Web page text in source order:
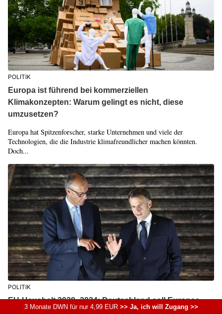
POLITIK
Europa ist führend bei kommerziellen
Klimakonzepten: Warum gelingt es nicht, diese
umzusetzen?
Europa hat Spitzenforscher, starke Unternehmen und viele der
Technologien, die die Industrie klimafreundlicher machen könnten.
Doch...
POLITIK
EU-Haushalt 2028–2034: Deutschland soll Europas
3 Monate DWN für nur 4,99 EUR>> Ja, ich will Zugang >>